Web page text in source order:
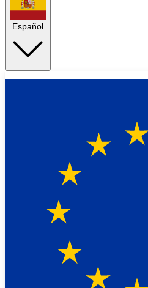
Español